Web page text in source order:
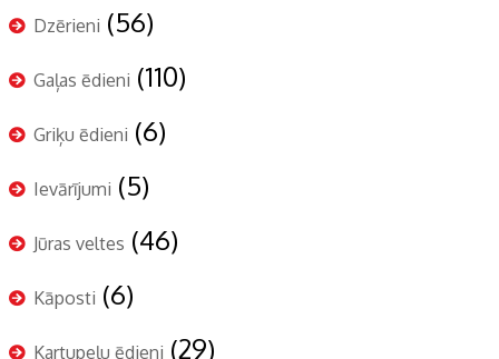
Dzērieni (56)
Gaļas ēdieni (110)
Griķu ēdieni (6)
Ievārījumi (5)
Jūras veltes (46)
Kāposti (6)
Kartupeļu ēdieni (29)